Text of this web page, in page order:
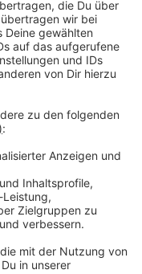
Anfang August
Düsseldorf
deutete
hin. Ende
den